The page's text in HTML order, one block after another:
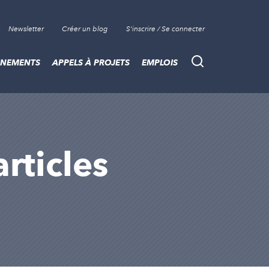
Newsletter Créer un blog S'inscrire / Se connecter
Recherche
APPELS À PROJETS EMPLOIS